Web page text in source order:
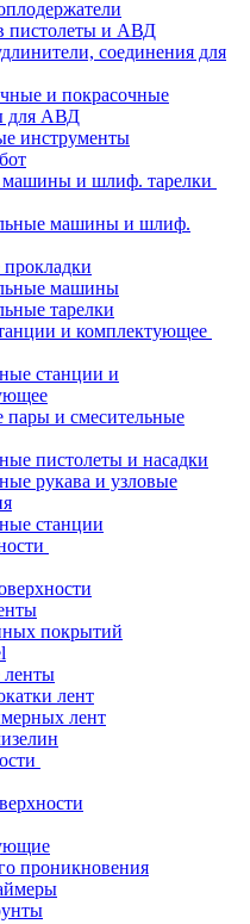
пистолеты и АВД
соединения для
и покрасочные
для АВД
инструменты
и шлиф. тарелки
машины и шлиф.
машины
тарелки
и комплектующее
станции и
и смесительные
пистолеты и насадки
рукава и узловые
станции
покрытий
ленты
лент
лент
проникновения